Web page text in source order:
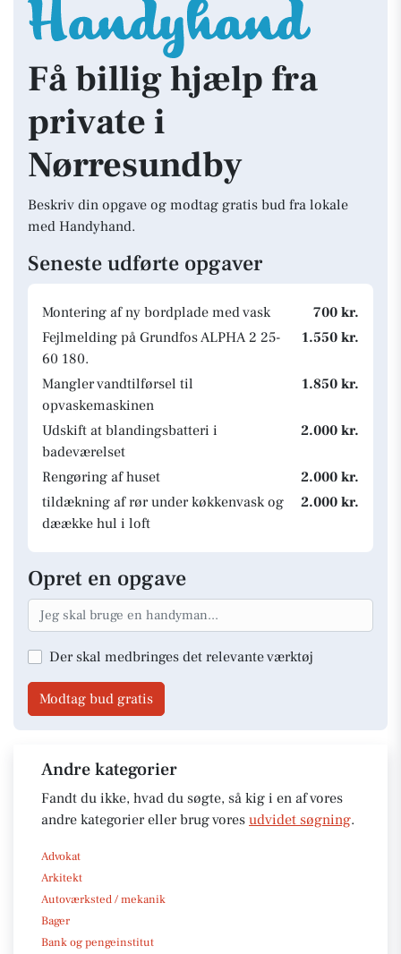
Få billig hjælp fra
private i
Nørresundby
Beskriv din opgave og modtag gratis bud fra lokale
med Handyhand.
Seneste udførte opgaver
Montering af ny bordplade med vask
700 kr.
Fejlmelding på Grundfos ALPHA 2 25-
60 180.
1.550 kr.
Mangler vandtilførsel til
opvaskemaskinen
1.850 kr.
Udskift at blandingsbatteri i
badeværelset
2.000 kr.
Rengøring af huset
2.000 kr.
tildækning af rør under køkkenvask og
dæække hul i loft
2.000 kr.
Opret en opgave
Der skal medbringes det relevante værktøj
Modtag bud gratis
Andre kategorier
Fandt du ikke, hvad du søgte, så kig i en af vores
andre kategorier eller brug vores udvidet søgning.
Advokat
Arkitekt
Autoværksted / mekanik
Bager
Bank og pengeinstitut